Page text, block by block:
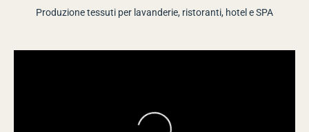
Produzione tessuti per lavanderie, ristoranti, hotel e SPA